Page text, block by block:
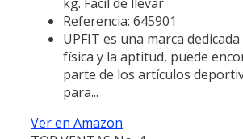
Referencia: 645901
UPFIT es una marca
física y la aptitud, puede
parte de los artículos
para...
Ver en Amazon